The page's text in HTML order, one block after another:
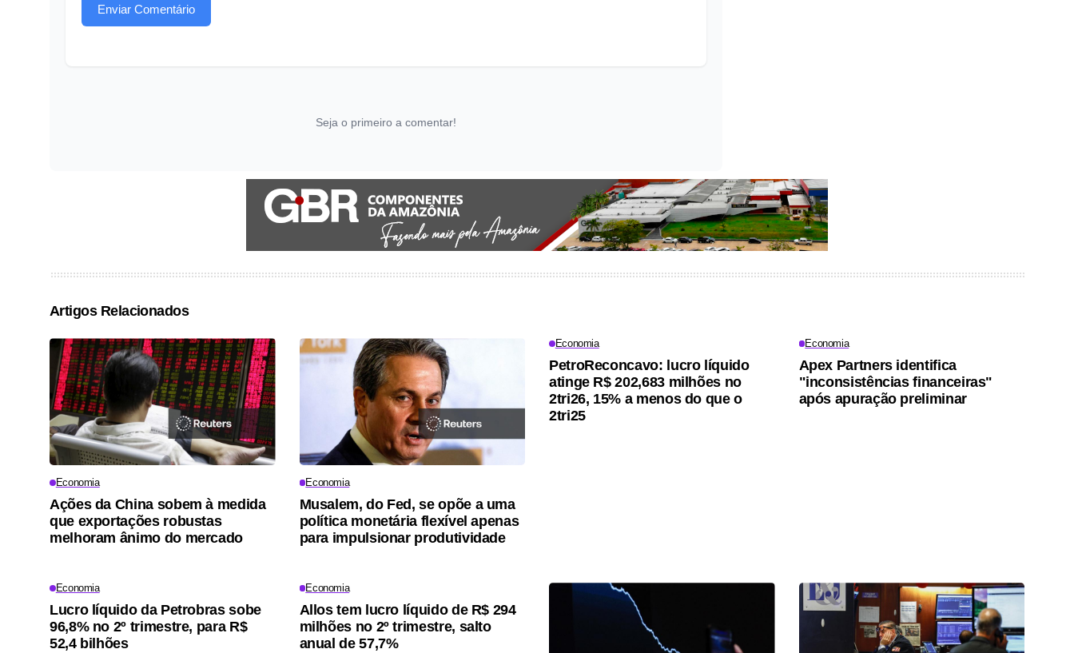
Enviar Comentário
Seja o primeiro a comentar!
Artigos Relacionados
Economia
Ações da China sobem à medida
que exportações robustas
melhoram ânimo do mercado
Economia
Musalem, do Fed, se opõe a uma
política monetária flexível apenas
para impulsionar produtividade
Economia
PetroReconcavo: lucro líquido
atinge R$ 202,683 milhões no
2tri26, 15% a menos do que o
2tri25
Economia
Apex Partners identifica
"inconsistências financeiras"
após apuração preliminar
Economia
Lucro líquido da Petrobras sobe
96,8% no 2º trimestre, para R$
52,4 bilhões
Economia
Allos tem lucro líquido de R$ 294
milhões no 2º trimestre, salto
anual de 57,7%